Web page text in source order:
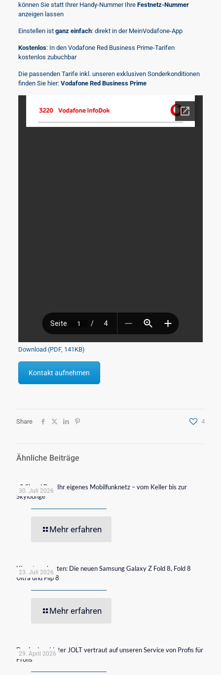
können Sie statt Ihrer Handy-Nummer Ihre Festnetz-Nummer
anzeigen lassen
Einstellen ist ganz einfach: direkt in der MeinVodafone-App
Kostenlos: In den Vodafone Red Business Prime-Tarifen
kostenlos zubuchbar
Die passenden Tarife inkl. unseren exklusiven Sonderkonditionen
finden Sie hier: Vodafone Red Business Prime
Download (PDF, 141KB)
Kontakt aufnehmen
Share 4
Ähnliche Beiträge
30. Juli 2026
o2 Signal Box: Ihr eigenes Mobilfunknetz – vom Keller bis zur
Skylounge
Mehr erfahren
23. Juli 2026
Klappt am besten: Die neuen Samsung Galaxy Z Fold 8, Fold 8
Ultra und Flip 8
Mehr erfahren
29. April 2026
Der Ladeanbieter JOLT vertraut auf unseren Service von Profis für
Profis